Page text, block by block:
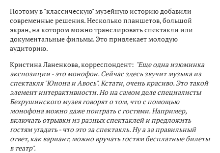
Поэтому в "классическую" музейную историю добавили
современные решения. Несколько планшетов, большой
экран, на котором можно транслировать спектакли или
документальные фильмы. Это привлекает молодую
аудиторию.
Кристина Ланенкова, корреспондент: "Еще одна изюминка
экспозиции - это монофон. Сейчас здесь звучит музыка из
спектакля "Юнона и Авось". Кстати, очень красиво. Это такой
элемент интерактивности. Но на самом деле специалисты
Бехрушинского музея говорят о том, что с помощью
монофона можно даже поиграть с гостями. Например,
включать отрывки из разных спектаклей и предложить
гостям угадать - что это за спектакль. Ну а за правильный
ответ, как вариант, можно вручать гостям бесплатные билеты
в театр".